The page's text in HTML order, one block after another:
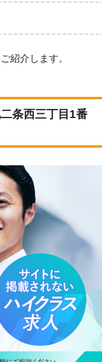
して掲載していた「『有料職業
紹介します。
条西三丁目1番